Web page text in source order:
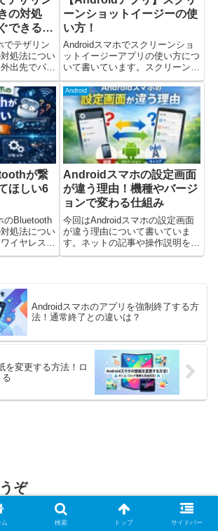
の対処
できる解
でテザリン
処法につい
出先でパソ
ット接続し
テザリング
おうとした
トラブルが
す。テ...
ーンショットイージーの使
い方！
Androidスマホでスクリーンショ
ットイージーアプリの使い方につ
いて書いています。スクリーンシ
ョットイージーはAndroidでスク
リーンショットや画面録画ができ
るアプリです。アプリを使わない
基本的なスクリーンショットの撮
り方については、こ...
が繋
ほしい6
のBluetooth
処法につい
イヤレスイ
オ、スマー
この記事で
Android
Androidスマホの設定画面
が違う理由！機種やバージ
ョンで変わる仕組み
今回はAndroidスマホの設定画面
が違う理由について書いていま
す。ネットの記事や操作説明を見
ながら設定を変えようとしたとき
Androidスマホのアプリを強制終了する方
法！通常終了との違いは？
を変更する方法！ロ
ぞ
公開されることはありません。
ム 検索 トップ サイドバー